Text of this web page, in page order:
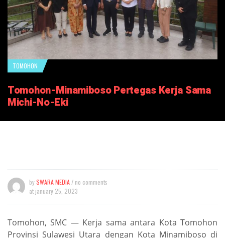
TOMOHON
Tomohon-Minamiboso Pertegas Kerja Sama
Michi-No-Eki
bySWARA MEDIA / no comments
at january 25, 2023
Tomohon, SMC — Kerja sama antara Kota Tomohon
Provinsi Sulawesi Utara dengan Kota Minamiboso di